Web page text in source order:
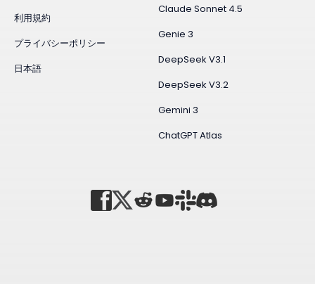
Claude Sonnet 4.5
Genie 3
DeepSeek V3.1
DeepSeek V3.2
Gemini 3
ChatGPT Atlas
利用規約
プライバシーポリシー
日本語